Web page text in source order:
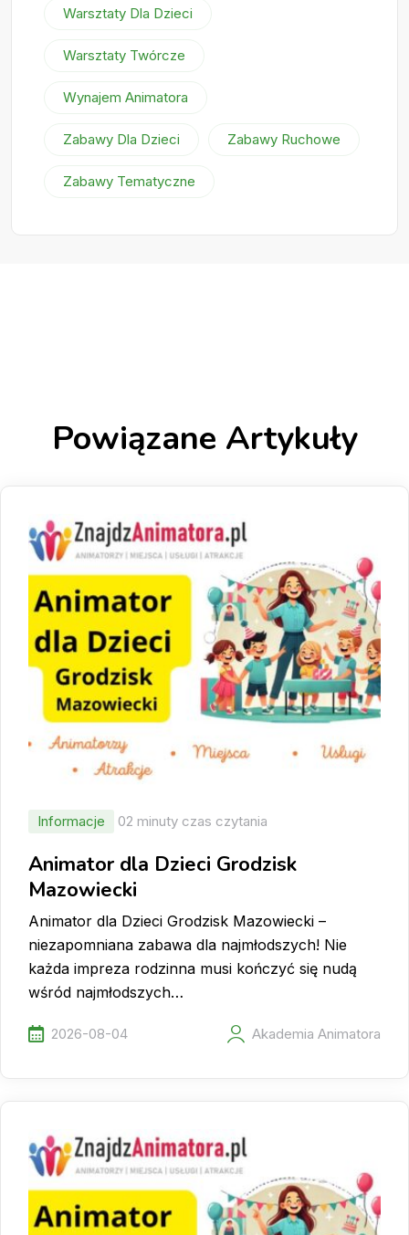
Warsztaty Dla Dzieci
Warsztaty Twórcze
Wynajem Animatora
Zabawy Dla Dzieci Zabawy Ruchowe
Zabawy Tematyczne
Powiązane Artykuły
Informacje 02 minuty czas czytania
Animator dla Dzieci Grodzisk
Mazowiecki
Animator dla Dzieci Grodzisk Mazowiecki –
niezapomniana zabawa dla najmłodszych! Nie
każda impreza rodzinna musi kończyć się nudą
wśród najmłodszych…
2026-08-04 Akademia Animatora